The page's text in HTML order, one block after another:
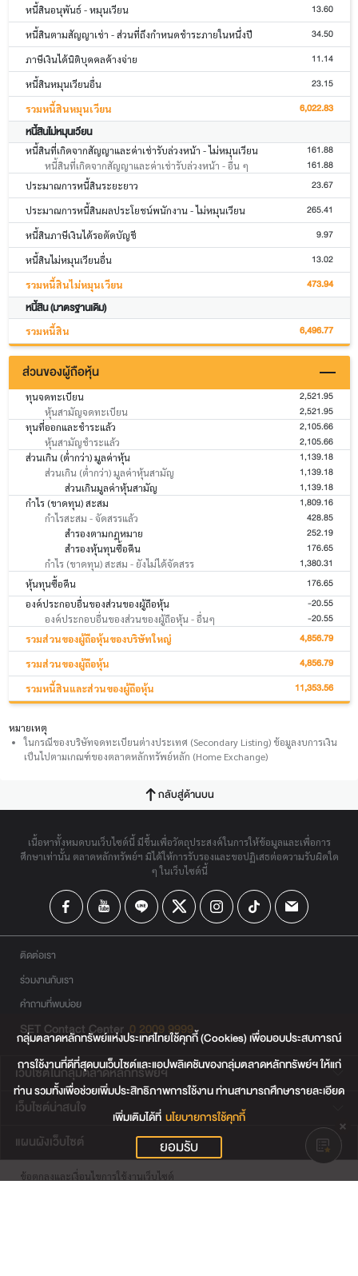
หนี้สินอนุพันธ์ - หมุนเวียน 13.60
หนี้สินตามสัญญาเช่า - ส่วนที่ถึงกำหนดชำระภายในหนึ่งปี 34.50
ภาษีเงินได้นิติบุคคลค้างจ่าย 11.14
หนี้สินหมุนเวียนอื่น 23.15
รวมหนี้สินหมุนเวียน 6,022.83
หนี้สินไม่หมุนเวียน
หนี้สินที่เกิดจากสัญญาและค่าเช่ารับล่วงหน้า - ไม่หมุนเวียน 161.88
หนี้สินที่เกิดจากสัญญาและค่าเช่ารับล่วงหน้า - อื่น ๆ 161.88
ประมาณการหนี้สินระยะยาว 23.67
ประมาณการหนี้สินผลประโยชน์พนักงาน - ไม่หมุนเวียน 265.41
หนี้สินภาษีเงินได้รอตัดบัญชี 9.97
หนี้สินไม่หมุนเวียนอื่น 13.02
รวมหนี้สินไม่หมุนเวียน 473.94
หนี้สิน (มาตรฐานเดิม)
รวมหนี้สิน 6,496.77
ส่วนของผู้ถือหุ้น
ทุนจดทะเบียน 2,521.95
หุ้นสามัญจดทะเบียน 2,521.95
ทุนที่ออกและชำระแล้ว 2,105.66
หุ้นสามัญชำระแล้ว 2,105.66
ส่วนเกิน (ต่ำกว่า) มูลค่าหุ้น 1,139.18
ส่วนเกิน (ต่ำกว่า) มูลค่าหุ้นสามัญ 1,139.18
ส่วนเกินมูลค่าหุ้นสามัญ 1,139.18
กำไร (ขาดทุน) สะสม 1,809.16
กำไรสะสม - จัดสรรแล้ว 428.85
สำรองตามกฎหมาย 252.19
สำรองหุ้นทุนซื้อคืน 176.65
กำไร (ขาดทุน) สะสม - ยังไม่ได้จัดสรร 1,380.31
หุ้นทุนซื้อคืน 176.65
องค์ประกอบอื่นของส่วนของผู้ถือหุ้น -20.55
องค์ประกอบอื่นของส่วนของผู้ถือหุ้น - อื่นๆ -20.55
รวมส่วนของผู้ถือหุ้นของบริษัทใหญ่ 4,856.79
รวมส่วนของผู้ถือหุ้น 4,856.79
รวมหนี้สินและส่วนของผู้ถือหุ้น 11,353.56
หมายเหตุ
ในกรณีของบริษัทจดทะเบียนต่างประเทศ (Secondary Listing) ข้อมูลงบการเงิน
เป็นไปตามเกณฑ์ของตลาดหลักทรัพย์หลัก (Home Exchange)
กลับสู่ด้านบน
เนื้อหาทั้งหมดบนเว็บไซต์นี้ มีขึ้นเพื่อวัตถุประสงค์ในการให้ข้อมูลและเพื่อการ
ศึกษาเท่านั้น ตลาดหลักทรัพย์ฯ มิได้ให้การรับรองและขอปฏิเสธต่อความรับผิดใด
ๆ ในเว็บไซต์นี้
ติดต่อเรา
ร่วมงานกับเรา
คำถามที่พบบ่อย
SET Contact Center 0 2009 9999
เว็บไซต์ในกลุ่มตลาดหลักทรัพย์ฯ
เว็บไซต์น่าสนใจ
แผนผังเว็บไซต์
ข้อตกลงและเงื่อนไขการใช้งานเว็บไซต์
กลุ่มตลาดหลักทรัพย์แห่งประเทศไทยใช้คุกกี้ (Cookies) เพื่อมอบประสบการณ์
การใช้งานที่ดีที่สุดบนเว็บไซต์และแอปพลิเคชันของกลุ่มตลาดหลักทรัพย์ฯ ให้แก่
ท่าน รวมทั้งเพื่อช่วยเพิ่มประสิทธิภาพการใช้งาน ท่านสามารถศึกษารายละเอียด
เพิ่มเติมได้ที่ นโยบายการใช้คุกกี้
ยอมรับ